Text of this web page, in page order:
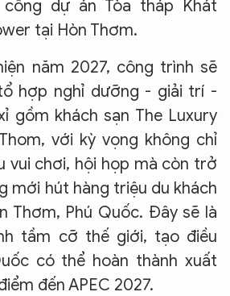
dự án Tòa tháp Khát
tại Hòn Thơm.
năm 2027, công trình sẽ
hợp nghỉ dưỡng - giải trí -
gồm khách sạn The Luxury
với kỳ vọng không chỉ
vui chơi, hội họp mà còn trở
mới hút hàng triệu du khách
Thơm, Phú Quốc. Đây sẽ là
tầm cỡ thế giới, tạo điều
có thể hoàn thành xuất
đến APEC 2027.